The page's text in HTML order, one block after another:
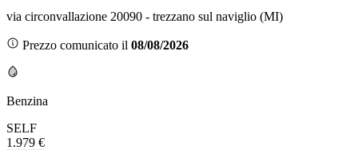
via circonvallazione 20090 - trezzano sul naviglio (MI)
Prezzo comunicato il 08/08/2026
Benzina
SELF
1.979 €